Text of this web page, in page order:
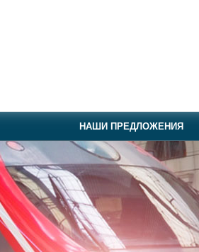
НАШИ ПРЕДЛОЖЕНИЯ